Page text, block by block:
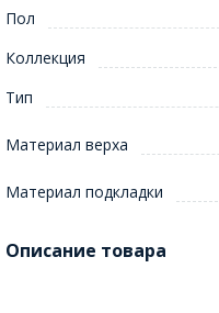
Пол
Коллекция
Тип
Материал верха
Материал подкладки
Описание товара